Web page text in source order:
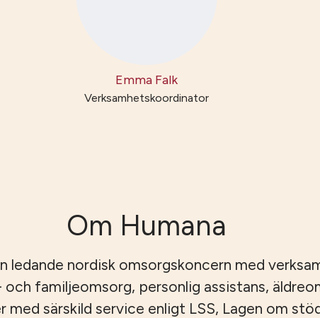
Emma Falk
Verksamhetskoordinator
Om Humana
ledande nordisk omsorgskoncern med
och familjeomsorg, personlig assistans,
med särskild service enligt LSS, Lagen om